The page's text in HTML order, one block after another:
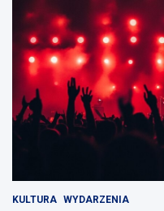
KULTURA WYDARZENIA